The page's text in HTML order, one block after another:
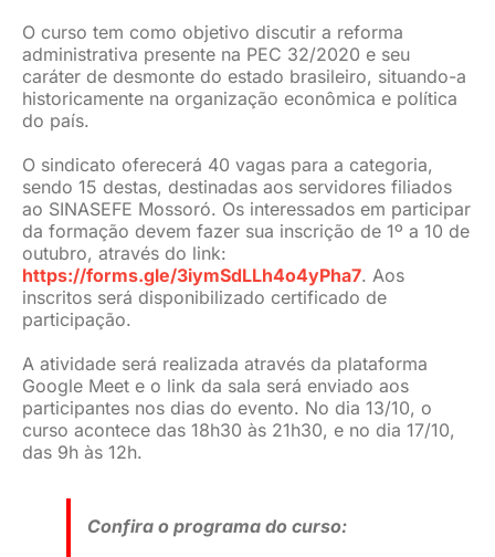
CONTATO
O curso tem como objetivo discutir a reforma
administrativa presente na PEC 32/2020 e seu
caráter de desmonte do estado brasileiro, situando-a
historicamente na organização econômica e política
do país.
O sindicato oferecerá 40 vagas para a categoria,
sendo 15 destas, destinadas aos servidores filiados
ao SINASEFE Mossoró. Os interessados em participar
da formação devem fazer sua inscrição de 1º a 10 de
outubro, através do link:
https://forms.gle/3iymSdLLh4o4yPha7. Aos
inscritos será disponibilizado certificado de
participação.
A atividade será realizada através da plataforma
Google Meet e o link da sala será enviado aos
participantes nos dias do evento. No dia 13/10, o
curso acontece das 18h30 às 21h30, e no dia 17/10,
das 9h às 12h.
Confira o programa do curso: